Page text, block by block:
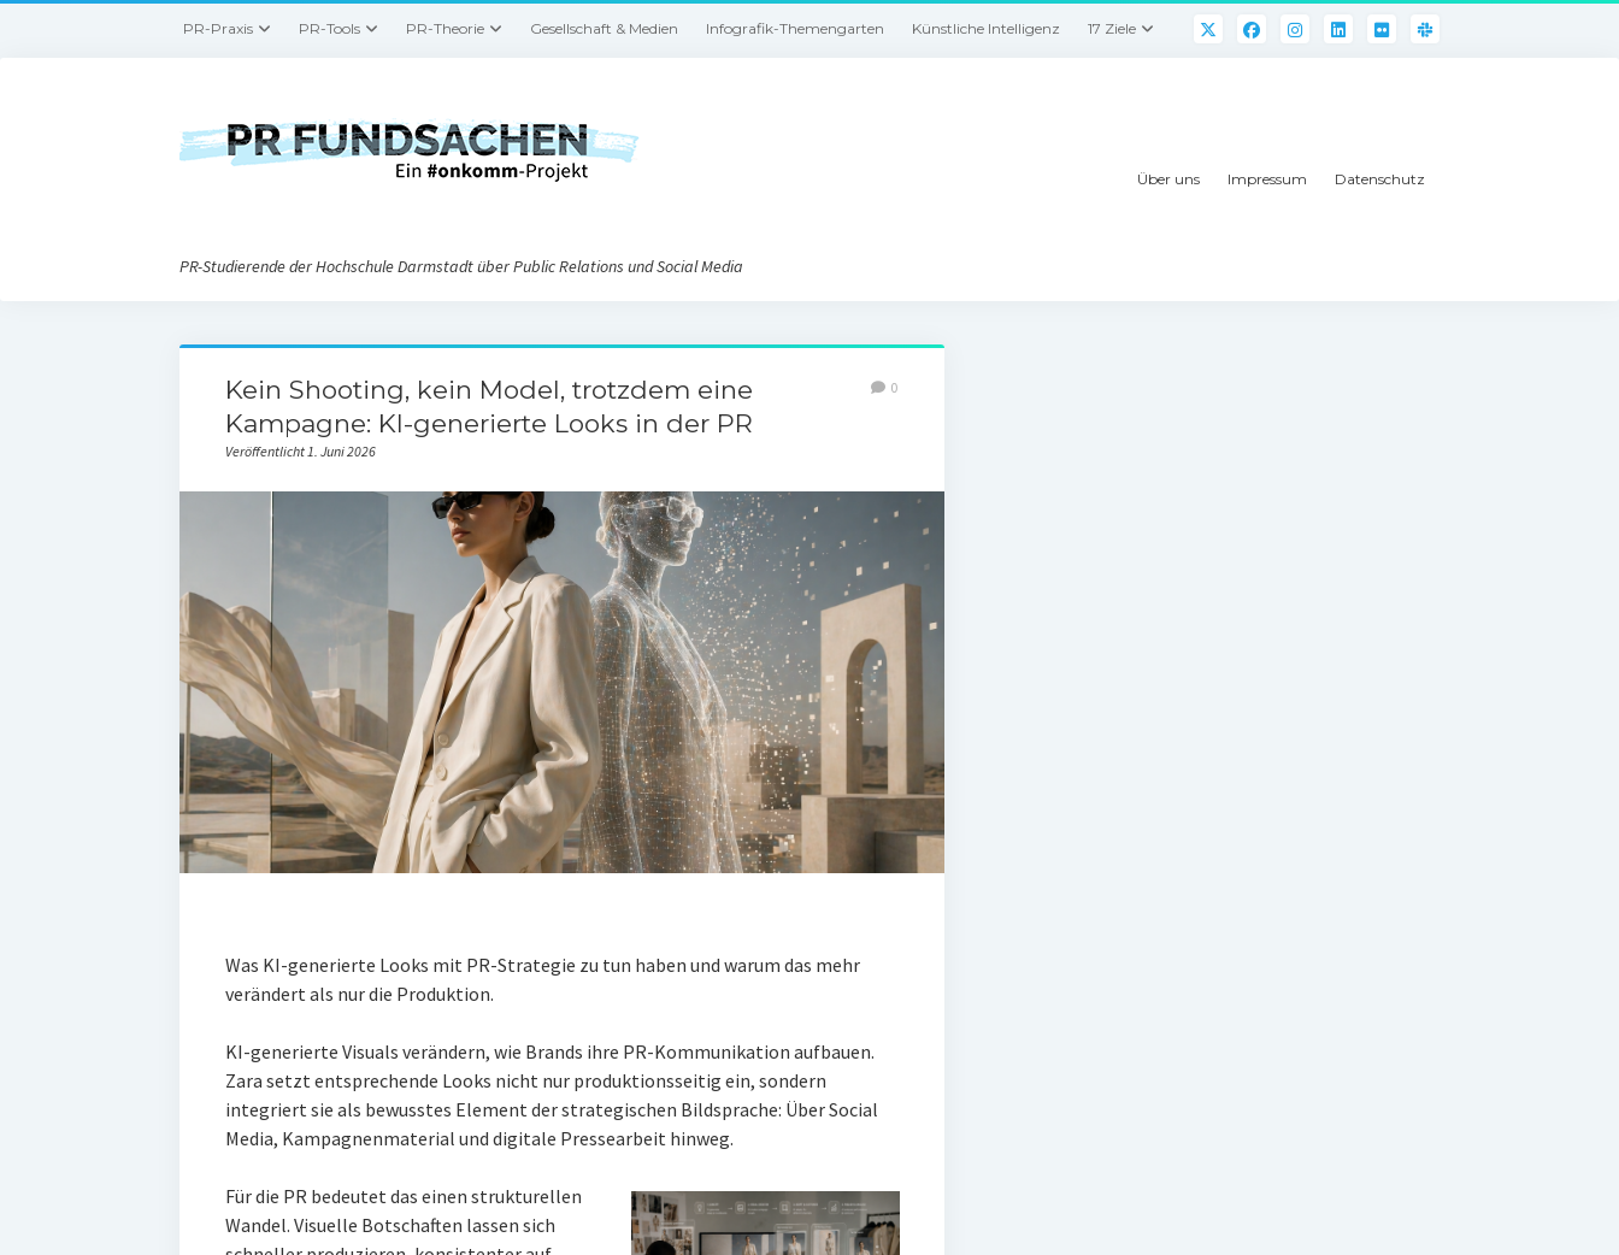
PR-Praxis PR-Tools PR-Theorie Gesellschaft & Medien Infografik-Themengarten Künstliche Intelligenz 17 Ziele
PR-Studierende der Hochschule Darmstadt über Public Relations und Social Media
Über uns Impressum Datenschutz
Kein Shooting, kein Model, trotzdem eine
Kampagne: KI-generierte Looks in der PR
Veröffentlicht 1. Juni 2026
0
Was KI-generierte Looks mit PR-Strategie zu tun haben und warum das mehr
verändert als nur die Produktion.
KI-generierte Visuals verändern, wie Brands ihre PR-Kommunikation aufbauen.
Zara setzt entsprechende Looks nicht nur produktionsseitig ein, sondern
integriert sie als bewusstes Element der strategischen Bildsprache: Über Social
Media, Kampagnenmaterial und digitale Pressearbeit hinweg.
Für die PR bedeutet das einen strukturellen
Wandel. Visuelle Botschaften lassen sich